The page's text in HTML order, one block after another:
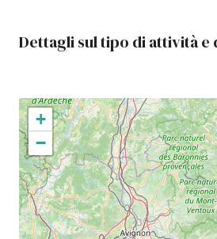
Dettagli sul tipo di attività e
+
−